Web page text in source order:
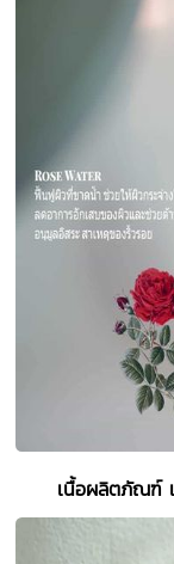
เนื้อผลิตภัณฑ์